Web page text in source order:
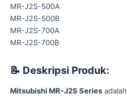
MR-J2S-500A
MR-J2S-500B
MR-J2S-700A
MR-J2S-700B
📝 Deskripsi Produk:
Mitsubishi MR-J2S Series adalah